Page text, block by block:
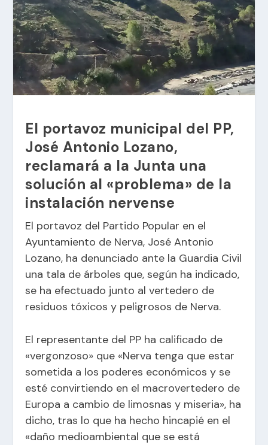
El portavoz municipal del PP,
José Antonio Lozano,
reclamará a la Junta una
solución al «problema» de la
instalación nervense
El portavoz del Partido Popular en el
Ayuntamiento de Nerva, José Antonio
Lozano, ha denunciado ante la Guardia Civil
una tala de árboles que, según ha indicado,
se ha efectuado junto al vertedero de
residuos tóxicos y peligrosos de Nerva.
El representante del PP ha calificado de
«vergonzoso» que «Nerva tenga que estar
sometida a los poderes económicos y se
esté convirtiendo en el macrovertedero de
Europa a cambio de limosnas y miseria», ha
dicho, tras lo que ha hecho hincapié en el
«daño medioambiental que se está